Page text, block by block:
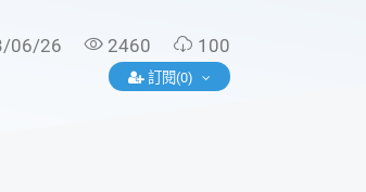
06/26 2460
100
訂閱(0)